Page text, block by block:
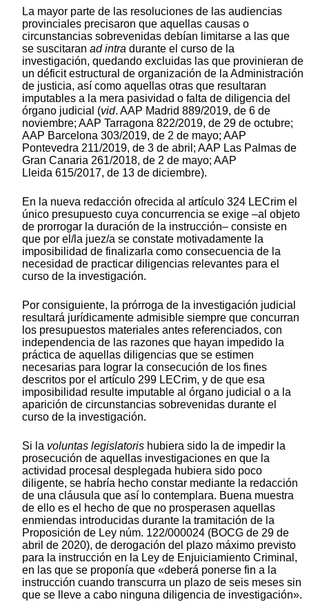
La mayor parte de las resoluciones de las audiencias
provinciales precisaron que aquellas causas o
circunstancias sobrevenidas debían limitarse a las que
se suscitaran ad intra durante el curso de la
investigación, quedando excluidas las que provinieran de
un déficit estructural de organización de la Administración
de justicia, así como aquellas otras que resultaran
imputables a la mera pasividad o falta de diligencia del
órgano judicial (vid. AAP Madrid 889/2019, de 6 de
noviembre; AAP Tarragona 822/2019, de 29 de octubre;
AAP Barcelona 303/2019, de 2 de mayo; AAP
Pontevedra 211/2019, de 3 de abril; AAP Las Palmas de
Gran Canaria 261/2018, de 2 de mayo; AAP
Lleida 615/2017, de 13 de diciembre).
En la nueva redacción ofrecida al artículo 324 LECrim el
único presupuesto cuya concurrencia se exige –al objeto
de prorrogar la duración de la instrucción– consiste en
que por el/la juez/a se constate motivadamente la
imposibilidad de finalizarla como consecuencia de la
necesidad de practicar diligencias relevantes para el
curso de la investigación.
Por consiguiente, la prórroga de la investigación judicial
resultará jurídicamente admisible siempre que concurran
los presupuestos materiales antes referenciados, con
independencia de las razones que hayan impedido la
práctica de aquellas diligencias que se estimen
necesarias para lograr la consecución de los fines
descritos por el artículo 299 LECrim, y de que esa
imposibilidad resulte imputable al órgano judicial o a la
aparición de circunstancias sobrevenidas durante el
curso de la investigación.
Si la voluntas legislatoris hubiera sido la de impedir la
prosecución de aquellas investigaciones en que la
actividad procesal desplegada hubiera sido poco
diligente, se habría hecho constar mediante la redacción
de una cláusula que así lo contemplara. Buena muestra
de ello es el hecho de que no prosperasen aquellas
enmiendas introducidas durante la tramitación de la
Proposición de Ley núm. 122/000024 (BOCG de 29 de
abril de 2020), de derogación del plazo máximo previsto
para la instrucción en la Ley de Enjuiciamiento Criminal,
en las que se proponía que «deberá ponerse fin a la
instrucción cuando transcurra un plazo de seis meses sin
que se lleve a cabo ninguna diligencia de investigación».